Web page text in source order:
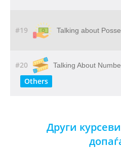
#19 Talking about
#20 Talking About
Others
Други